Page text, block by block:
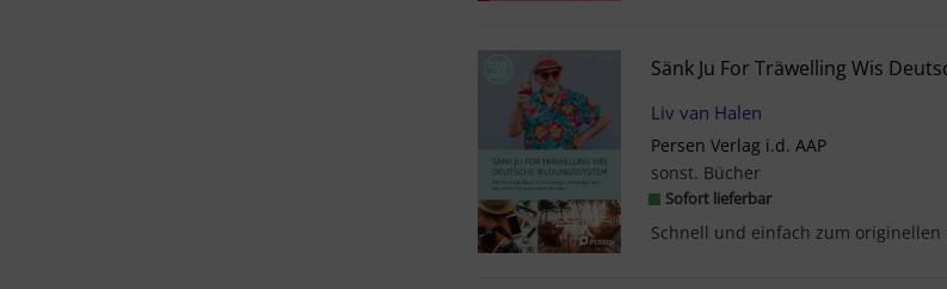
Liv van Halen
Persen Verlag i.d. AAP
sonst. Bücher
Sofort lieferbar